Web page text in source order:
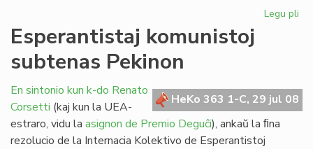
Legu pli
Esperantistaj komunistoj
subtenas Pekinon
HeKo 363 1-C, 29 jul 08
En sintonio kun k-do Renato
Corsetti (kaj kun la UEA-
estraro, vidu la asignon de Premio Deguĉi), ankaŭ la ﬁna
rezolucio de la Internacia Kolektivo de Esperantistoj